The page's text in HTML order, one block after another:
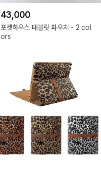
43,000
포켓하우스 태블릿 파우치 - 2 col
ors